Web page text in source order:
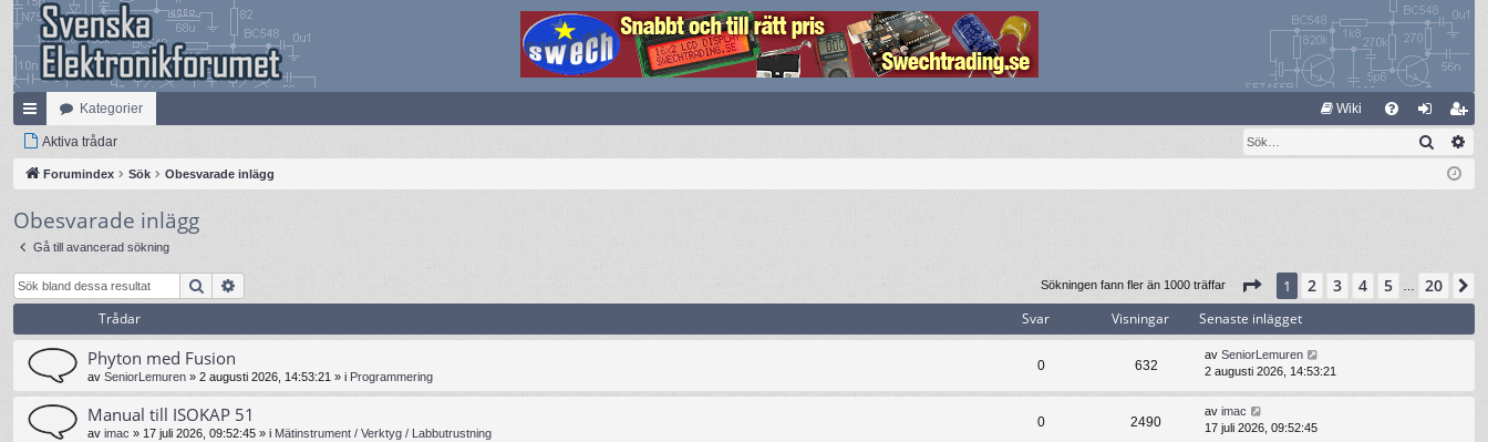
na
bb
lä
nk
ar
Kategorier Wiki
og li
m
m
Aktiva trådar Sök
Forumindex Sök Obesvarade inlägg
Obesvarade inlägg
Gå till avancerad sökning
Sök Sökningen fann fler än 1000 träffar Sida av20
1 2 3 4 5 … 20
Trådar Svar Visningar Senaste inlägget
Phyton med Fusion
av SeniorLemuren » 2 augusti 2026, 14:53:21 » i Programmering
0 632
av SeniorLemuren
2 augusti 2026, 14:53:21
Manual till ISOKAP 51
av imac » 17 juli 2026, 09:52:45 » i Mätinstrument / Verktyg / Labbutrustning
0 2490
av imac
17 juli 2026, 09:52:45